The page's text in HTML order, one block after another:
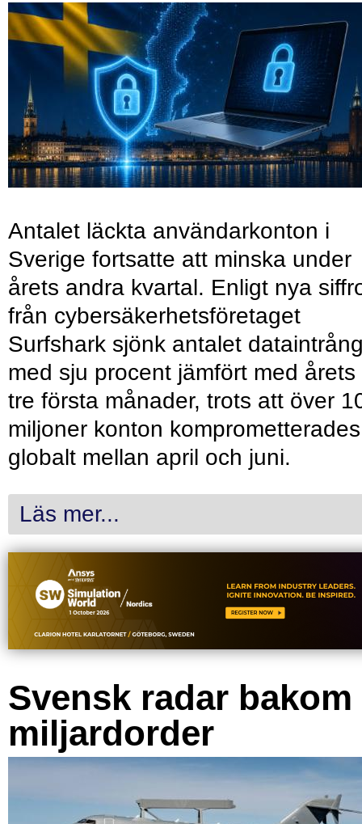
Antalet läckta användarkonton i
Sverige fortsatte att minska under
årets andra kvartal. Enligt nya
från cybersäkerhetsföretaget
Surfshark sjönk antalet
med sju procent jämfört med årets
tre första månader, trots att över
miljoner konton komprometterades
globalt mellan april och juni.
Läs mer...
Svensk radar bakom
miljardorder